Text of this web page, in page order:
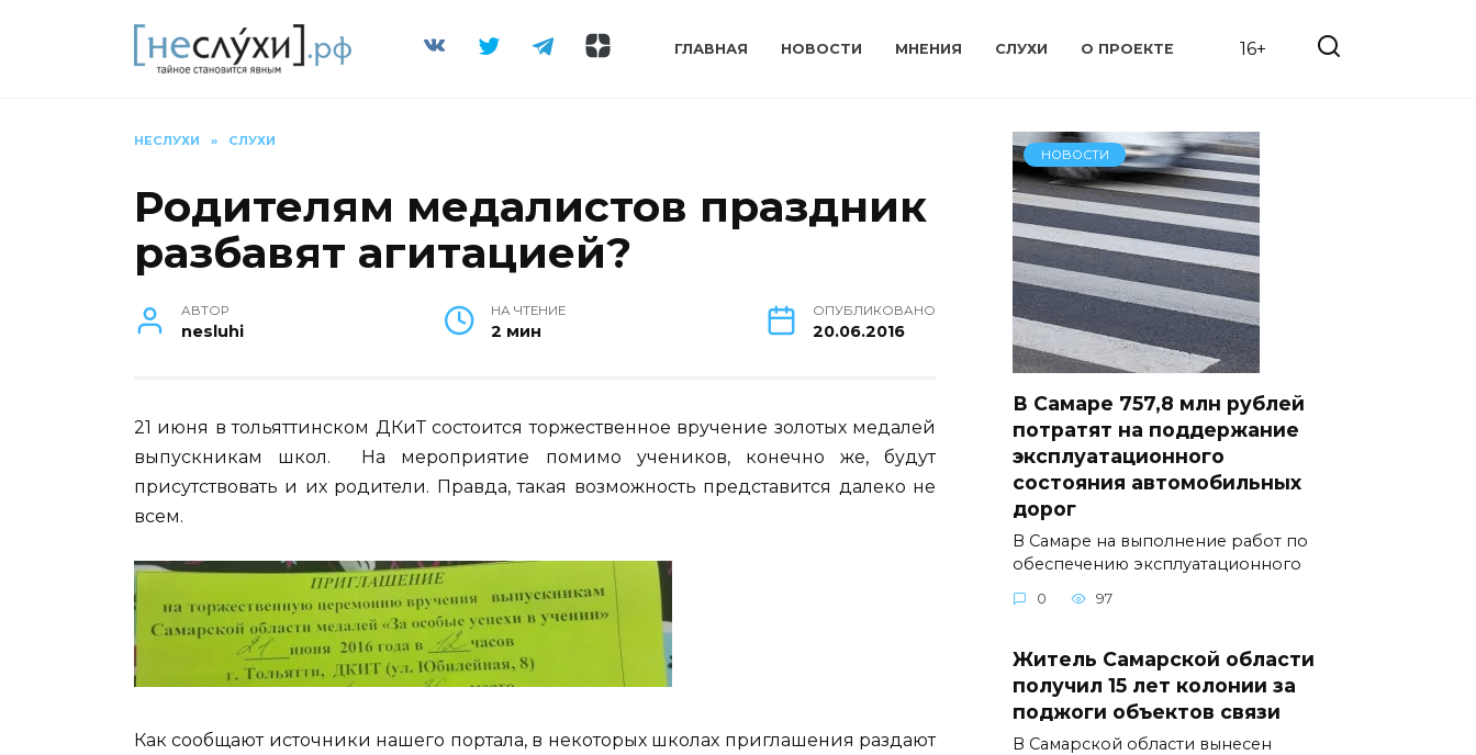
ГЛАВНАЯ НОВОСТИ МНЕНИЯ СЛУХИ О ПРОЕКТЕ 16+
НЕСЛУХИ » СЛУХИ
Родителям медалистов праздник
разбавят агитацией?
АВТОР
nesluhi
НА ЧТЕНИЕ
2 мин
ОПУБЛИКОВАНО
20.06.2016
21 июня в тольяттинском ДКиТ состоится торжественное вручение золотых медалей
выпускникам школ. На мероприятие помимо учеников, конечно же, будут
присутствовать и их родители. Правда, такая возможность представится далеко не
всем.
Как сообщают источники нашего портала, в некоторых школах приглашения раздают
НОВОСТИ
В Самаре 757,8 млн рублей
потратят на поддержание
эксплуатационного
состояния автомобильных
дорог
В Самаре на выполнение работ по
обеспечению эксплуатационного
0 97
Житель Самарской области
получил 15 лет колонии за
поджоги объектов связи
В Самарской области вынесен